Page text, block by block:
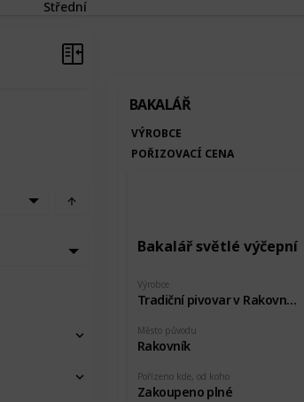
Střední
BAKALÁŘ
VÝROBCE
POŘIZOVACÍ CENA
Bakalář světlé výčepní
Výrobce
Tradiční pivovar v Rakovníku
Pořízeno kde, od koho
Zakoupeno plné
Město původu
Rakovník